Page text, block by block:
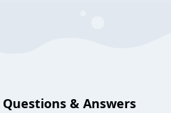
Questions & Answers